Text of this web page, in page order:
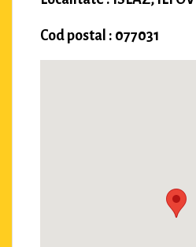
Cod postal : 077031